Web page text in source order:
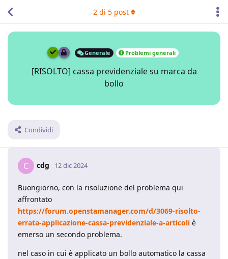
Generale Problemi generali
[RISOLTO] cassa previdenziale su marca da
bollo
Condividi
2di 5post
C cdg 12 dic 2024
Buongiorno, con la risoluzione del problema qui
affrontato
https://forum.openstamanager.com/d/3069-risolto-
errata-applicazione-cassa-previdenziale-a-articoli è
emerso un secondo problema.
nel caso in cui è applicato un bollo automatico la cassa